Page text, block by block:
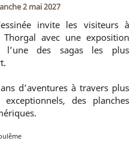
2 mai 2027
invite les visiteurs à
avec une exposition
l’une des sagas les plus
d’aventures à travers plus
des planches